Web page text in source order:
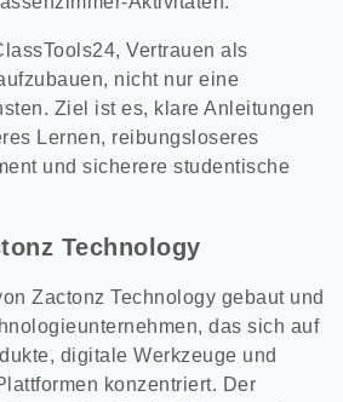
Vertrauen als
nicht nur eine
Ziel ist es, klare Anleitungen
Lernen, reibungsloseres
und sicherere studentische
Technology
Zactonz Technology gebaut und
das sich auf
digitale Werkzeuge und
konzentriert. Der